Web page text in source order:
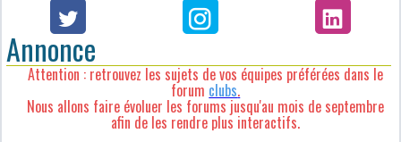
Annonce
Attention : retrouvez les sujets de vos équipes préférées dans le
forum clubs.
Nous allons faire évoluer les forums jusqu'au mois de septembre
afin de les rendre plus interactifs.